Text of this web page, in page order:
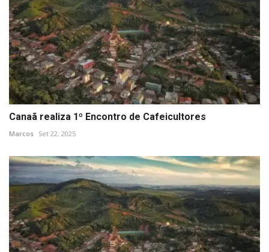
Canaã realiza 1º Encontro de Cafeicultores
Marcos Set 22, 2025